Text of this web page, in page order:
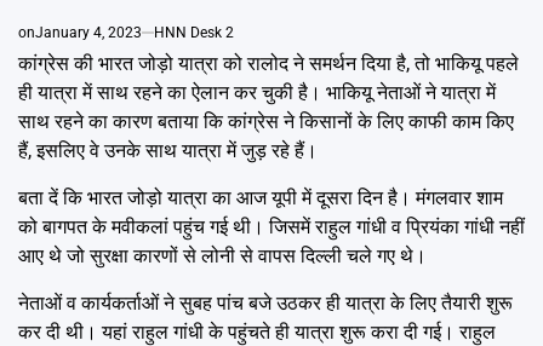
onJanuary 4, 2023 HNN Desk 2
कांग्रेस की भारत जोड़ो यात्रा को रालोद ने समर्थन दिया है, तो भाकियू पहले
ही यात्रा में साथ रहने का ऐलान कर चुकी है। भाकियू नेताओं ने यात्रा में
साथ रहने का कारण बताया कि कांग्रेस ने किसानों के लिए काफी काम किए
हैं, इसलिए वे उनके साथ यात्रा में जुड़ रहे हैं।
बता दें कि भारत जोड़ो यात्रा का आज यूपी में दूसरा दिन है। मंगलवार शाम
को बागपत के मवीकलां पहुंच गई थी। जिसमें राहुल गांधी व प्रियंका गांधी नहीं
आए थे जो सुरक्षा कारणों से लोनी से वापस दिल्ली चले गए थे।
नेताओं व कार्यकर्ताओं ने सुबह पांच बजे उठकर ही यात्रा के लिए तैयारी शुरू
कर दी थी। यहां राहुल गांधी के पहुंचते ही यात्रा शुरू करा दी गई। राहुल